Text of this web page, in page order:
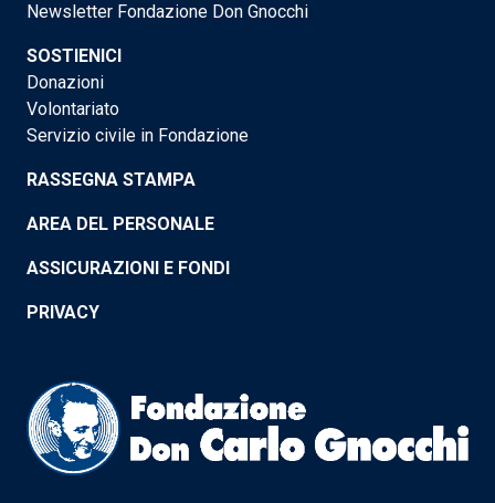
Newsletter Fondazione Don Gnocchi
SOSTIENICI
Donazioni
Volontariato
Servizio civile in Fondazione
RASSEGNA STAMPA
AREA DEL PERSONALE
ASSICURAZIONI E FONDI
PRIVACY